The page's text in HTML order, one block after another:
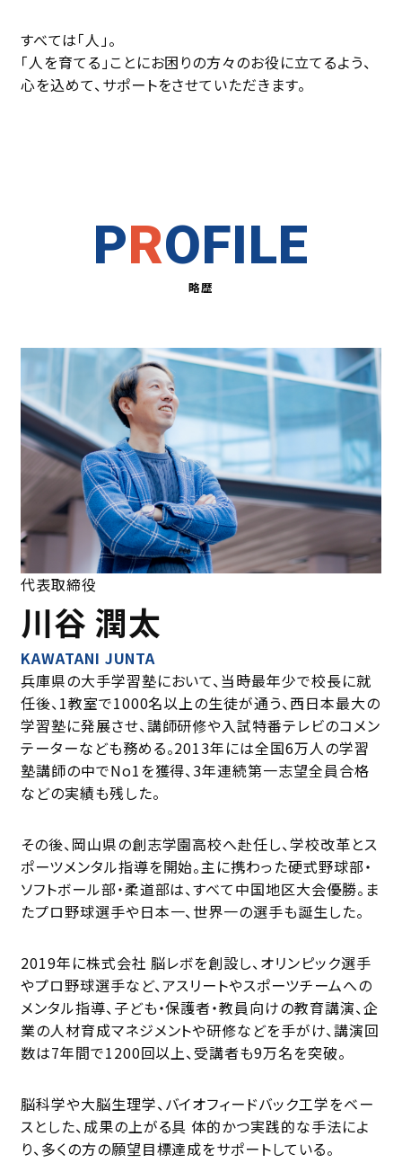
すべては「人」。
「人を育てる」ことにお困りの方々のお役に立てるよう、
心を込めて、サポートをさせていただきます。
PROFILE
略歴
兵庫県の大手学習塾において、当時最年少で校⻑に就
任後、1教室で1000名以上の生徒が通う、⻄日本最大の
学習塾に発展させ、講師研修や入試特番テレビのコメン
テーターなども務める。2013年には全国6万人の学習
塾講師の中でNo1を獲得、3年連続第一志望全員合格
などの実績も残した。
その後、岡山県の創志学園高校へ赴任し、学校改革とス
ポーツメンタル指導を開始。主に携わった硬式野球部‧
ソフトボール部‧柔道部は、すべて中国地区大会優勝。ま
たプロ野球選手や日本一、世界一の選手も誕生した。
2019年に株式会社 脳レボを創設し、オリンピック選手
やプロ野球選手など、アスリートやスポーツチームへの
メンタル指導、子ども‧保護者‧教員向けの教育講演、企
業の人材育成マネジメントや研修などを手がけ、講演回
数は7年間で1200回以上、受講者も9万名を突破。
脳科学や大脳生理学、バイオフィードバック工学をベー
スとした、成果の上がる具 体的かつ実践的な手法によ
り、多くの方の願望目標達成をサポートしている。
代表取締役
川谷 潤太
KAWATANI JUNTA